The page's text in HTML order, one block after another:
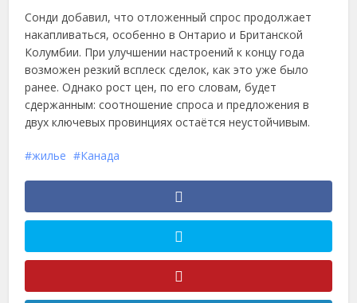
Сонди добавил, что отложенный спрос продолжает
накапливаться, особенно в Онтарио и Британской
Колумбии. При улучшении настроений к концу года
возможен резкий всплеск сделок, как это уже было
ранее. Однако рост цен, по его словам, будет
сдержанным: соотношение спроса и предложения в
двух ключевых провинциях остаётся неустойчивым.
жилье Канада